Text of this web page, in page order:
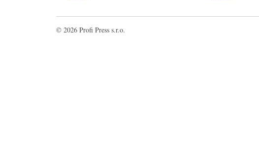
© 2026 Profi Press s.r.o.